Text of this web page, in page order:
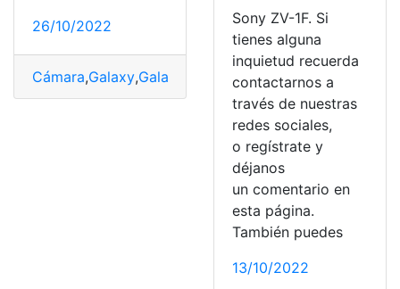
26/10/2022
Cámara,Galaxy,Galaxy S9 o S9,Solución,útiles
Sony ZV-1F. Si
tienes alguna
inquietud recuerda
contactarnos a
través de nuestras
redes sociales,
o regístrate y
déjanos
un comentario en
esta página.
También puedes
13/10/2022